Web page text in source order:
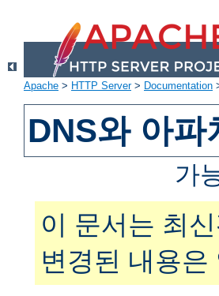
Apache > HTTP Server> Documentation
DNS와 아파
가
이 문서는 최
변경된 내용